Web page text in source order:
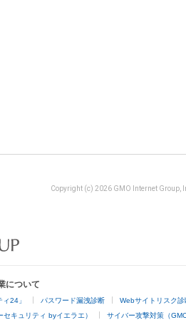
Copyright (c) 2026 GMO Internet Group,
について
24」 パスワード漏洩診断 Webサイトリスク診
キュリティ byイエラエ） サイバー攻撃対策（